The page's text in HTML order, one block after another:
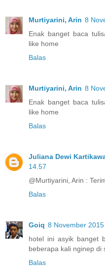
Murtiyarini, Arin 8
Enak banget baca
like home
Balas
Murtiyarini, Arin 8
Enak banget baca
like home
Balas
Juliana Dewi
14.57
@Murtiyarini, Arin :
Balas
Goiq 8 November
hotel ini asyik banget
beberapa kali nginep di
Balas